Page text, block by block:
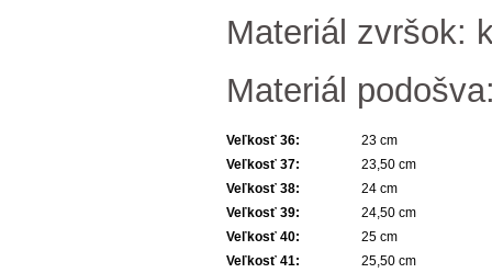
Materiál zvršok:
Materiál
Veľkosť 36:
23 cm
Veľkosť 37:
23,50 cm
Veľkosť 38:
24 cm
Veľkosť 39:
24,50 cm
Veľkosť 40:
25 cm
Veľkosť 41: 25,50 cm